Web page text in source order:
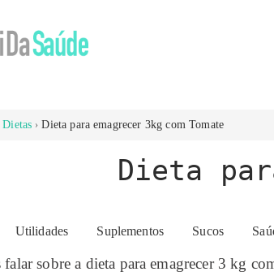
Utilidades Suplementos Sucos
Dietas Dieta para emagrecer 3kg com Tomate
Dieta
sobre a dieta para emagrecer 3 kg